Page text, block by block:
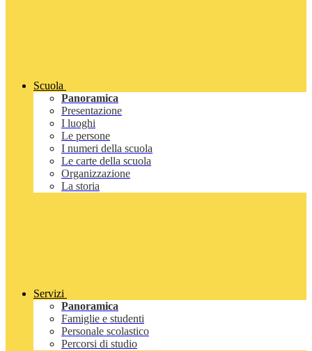
Scuola
Panoramica
Presentazione
I luoghi
Le persone
I numeri della scuola
Le carte della scuola
Organizzazione
La storia
Servizi
Panoramica
Famiglie e studenti
Personale scolastico
Percorsi di studio